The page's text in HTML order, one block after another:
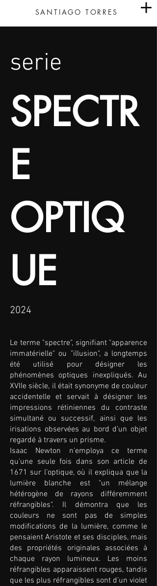
SANTIAGO TORRES
serie
SPECTR
E
OPTIQ
UE
2024
Le terme "spectre", signifiant "apparence
immatérielle" ou "illusion", a longtemps
été utilisé pour désigner les
phénomènes optiques inexpliqués. Au
XVIIe siècle, il était synonyme de couleur
accidentelle et servait à désigner les
impressions rétiniennes du contraste
simultané ou successif, ainsi que les
irisations observées au bord d’un objet
regardé à travers un prisme.
Isaac Newton n'employa ce terme
qu'une seule fois dans son article de
1671 sur l’optique, où il expliqua que la
lumière blanche est "un mélange
hétérogène de rayons différemment
réfrangibles". Il démontra que les
couleurs ne sont pas de simples
modifications de la lumière, comme le
pensaient Aristote et ses disciples, mais
des propriétés originales associées à
chaque rayon lumineux. Les moins
réfrangibles apparaissent rouges, tandis
que les plus réfrangibles sont d’un violet